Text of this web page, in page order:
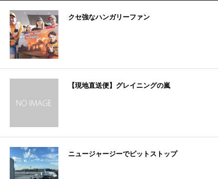
クセ強なハンガリーファン
【現地直送便】グレイニングの嵐
ニュージャージーでピットストップ